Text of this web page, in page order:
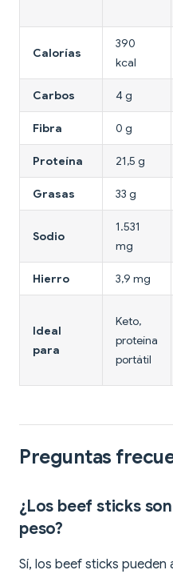
Calorías
390
kcal
Carbos 4 g
Fibra 0 g
Proteína 21,5 g
Grasas 33 g
Sodio
1.531
mg
Hierro 3,9 mg
Ideal
para
Keto,
proteína
portátil
Preguntas
¿Los beef sticks
peso?
Sí, los beef sticks